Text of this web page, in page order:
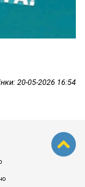
20-05-2026 16:54